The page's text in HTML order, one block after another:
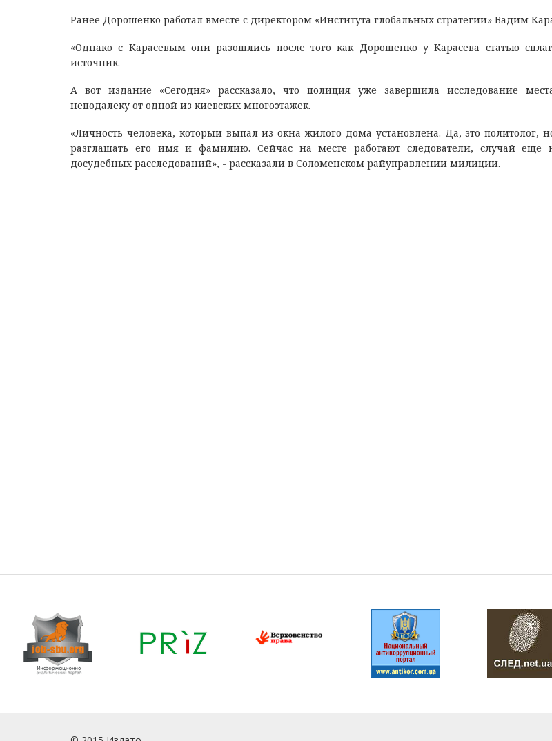
Ранее Дорошенко работал вместе с директором «Института глобальных стратегий» Вадим
«Однако с Карасевым они разошлись после того как Дорошенко у Карасева статью
источник.
А вот издание «Сегодня» рассказало, что полиция уже завершила исследование
неподалеку от одной из киевских многоэтажек.
«Личность человека, который выпал из окна жилого дома установлена. Да, это
разглашать его имя и фамилию. Сейчас на месте работают следователи, случай еще
досудебных расследований», - рассказали в Соломенском райуправлении милиции.